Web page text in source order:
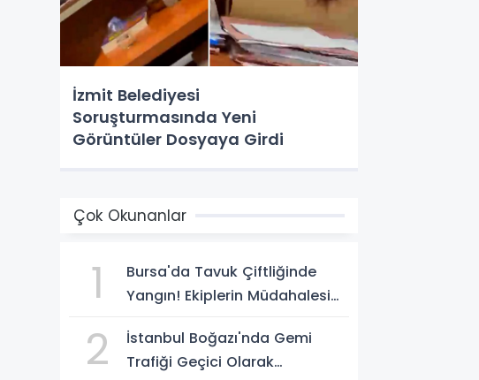
İzmit Belediyesi
Soruşturmasında Yeni
Görüntüler Dosyaya Girdi
Çok Okunanlar
1
Bursa'da Tavuk Çiftliğinde
Yangın! Ekiplerin Müdahalesi
2
İstanbul Boğazı'nda Gemi
Trafiği Geçici Olarak